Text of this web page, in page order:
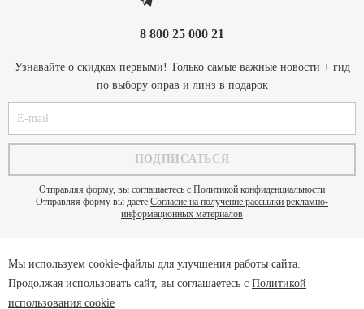
8 800 25 000 21
Узнавайте о скидках первыми! Только самые важные новости + гид
по выбору оправ и линз в подарок
Отправляя форму, вы соглашаетесь с Политикой конфиденциальности
Отправляя форму вы даете Согласие на получение рассылки рекламно-
информационных материалов
Политика конфиденциальности
Пользовательское соглашение
Мы используем cookie-файлы для улучшения работы сайта.
Продолжая использовать сайт, вы соглашаетесь с Политикой
использования cookie